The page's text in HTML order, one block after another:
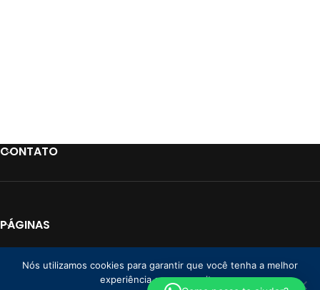
CONTATO
PÁGINAS
Nós utilizamos cookies para garantir que você tenha a melhor
experiência em nosso site.